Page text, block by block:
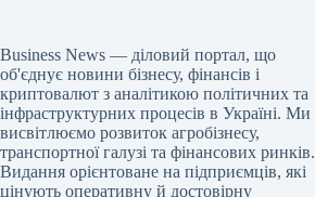
Business News — діловий портал, що
об'єднує новини бізнесу, фінансів і
криптовалют з аналітикою політичних та
інфраструктурних процесів в Україні. Ми
висвітлюємо розвиток агробізнесу,
транспортної галузі та фінансових ринків.
Видання орієнтоване на підприємців, які
цінують оперативну й достовірну